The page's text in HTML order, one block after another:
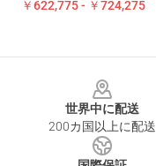
￥622,775 - ￥724,275
世界中に配送
200カ国以上に配送